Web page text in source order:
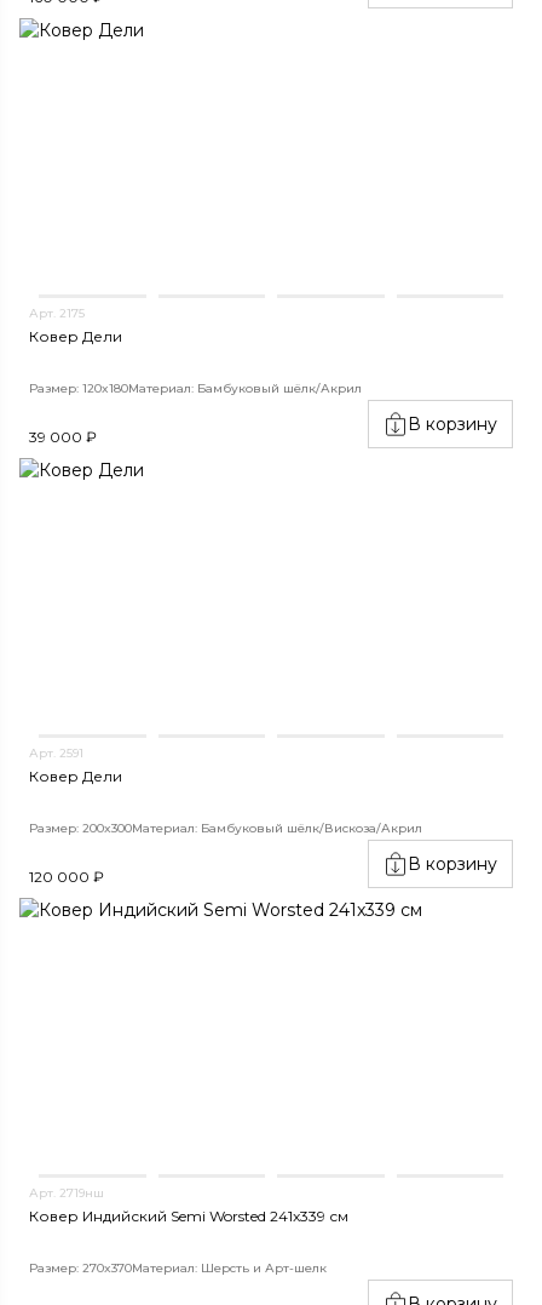
Арт. 2175
Ковер Дели
Размер: 120x180Материал: Бамбуковый шёлк/Акрил
39 000 ₽
В корзину
Арт. 2591
Ковер Дели
Размер: 200x300Материал: Бамбуковый шёлк/Вискоза/Акрил
120 000 ₽
В корзину
Арт. 2719нш
Ковер Индийский Semi Worsted 241x339 см
Размер: 270x370Материал: Шерсть и Арт-шелк